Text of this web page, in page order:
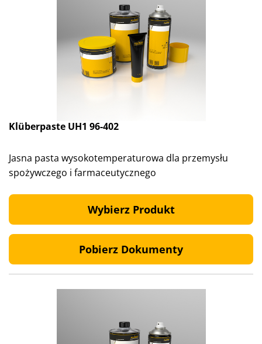
Klüberpaste UH1 96-402
Jasna pasta wysokotemperaturowa dla przemysłu
spożywczego i farmaceutycznego
Wybierz Produkt
Pobierz Dokumenty